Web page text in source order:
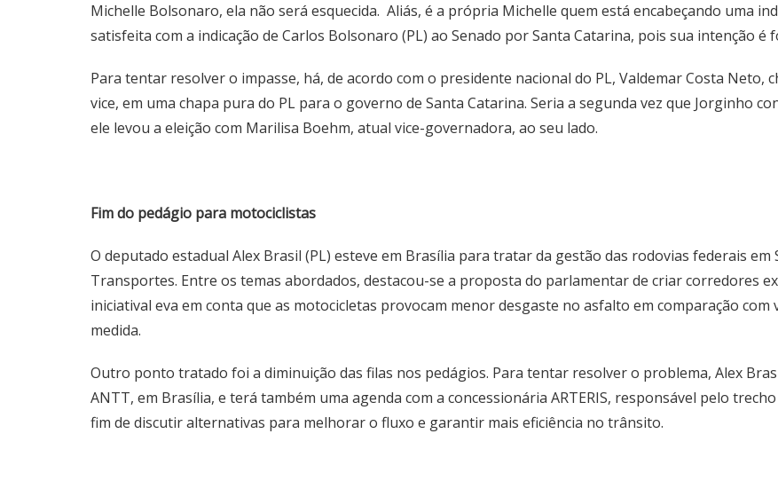
Michelle Bolsonaro, ela não será esquecida. Aliás, é a própria Michelle quem está encabeçando uma
satisfeita com a indicação de Carlos Bolsonaro (PL) ao Senado por Santa Catarina, pois sua intenção é
Para tentar resolver o impasse, há, de acordo com o presidente nacional do PL, Valdemar Costa Neto,
vice, em uma chapa pura do PL para o governo de Santa Catarina. Seria a segunda vez que Jorginho
ele levou a eleição com Marilisa Boehm, atual vice-governadora, ao seu lado.
Fim do pedágio para motociclistas
O deputado estadual Alex Brasil (PL) esteve em Brasília para tratar da gestão das rodovias federais
Transportes. Entre os temas abordados, destacou-se a proposta do parlamentar de criar corredores
iniciatival eva em conta que as motocicletas provocam menor desgaste no asfalto em comparação
medida.
Outro ponto tratado foi a diminuição das filas nos pedágios. Para tentar resolver o problema, Alex
ANTT, em Brasília, e terá também uma agenda com a concessionária ARTERIS, responsável pelo
fim de discutir alternativas para melhorar o fluxo e garantir mais eficiência no trânsito.